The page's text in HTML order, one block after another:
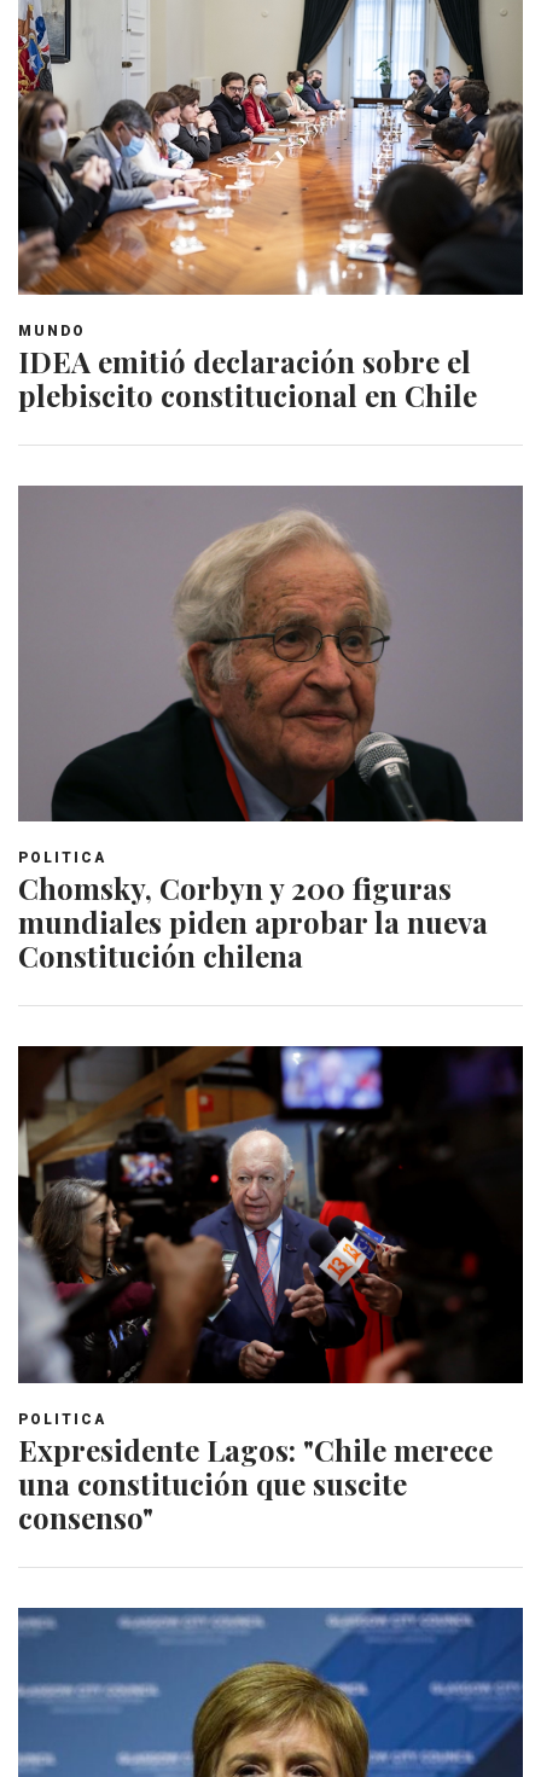
MUNDO
IDEA emitió declaración sobre el
plebiscito constitucional en Chile
POLITICA
Chomsky, Corbyn y 200 figuras
mundiales piden aprobar la nueva
Constitución chilena
POLITICA
Expresidente Lagos: "Chile merece
una constitución que suscite
consenso"